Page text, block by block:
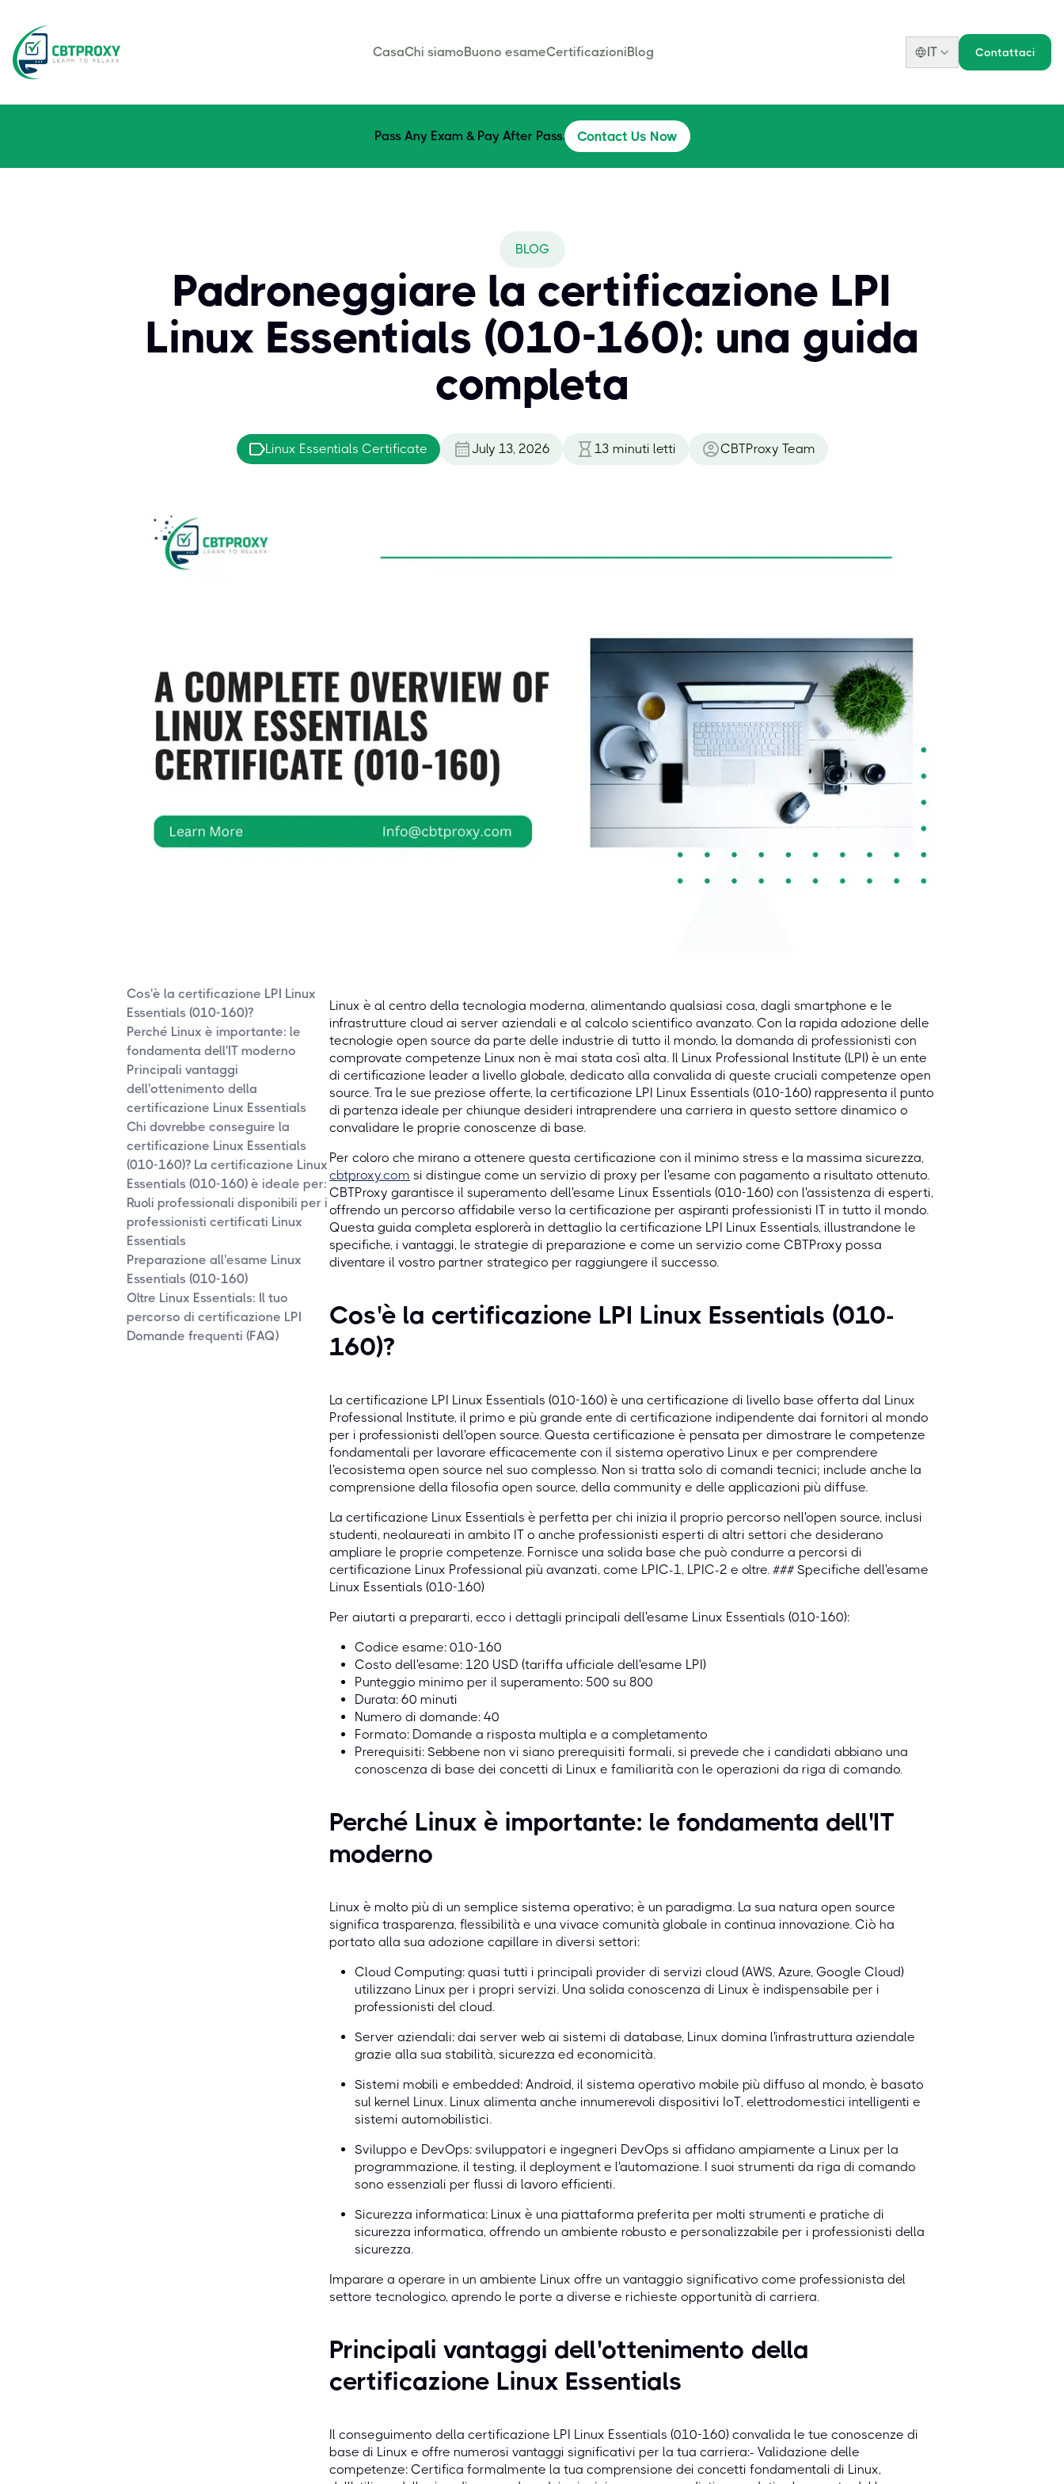
CasaChi siamoBuono esameCertificazioniBlog IT Contattaci
Pass Any Exam & Pay After Pass. Contact Us Now
BLOG
Padroneggiare la certificazione LPI
Linux Essentials (010-160): una guida
completa
Linux Essentials Certificate July 13, 2026 13 minuti letti CBTProxy Team
Cos'è la certificazione LPI Linux
Essentials (010-160)?
Perché Linux è importante: le
fondamenta dell'IT moderno
Principali vantaggi
dell'ottenimento della
certificazione Linux Essentials
Chi dovrebbe conseguire la
certificazione Linux Essentials
(010-160)? La certificazione Linux
Essentials (010-160) è ideale per:
Ruoli professionali disponibili per i
professionisti certificati Linux
Essentials
Preparazione all'esame Linux
Essentials (010-160)
Oltre Linux Essentials: Il tuo
percorso di certificazione LPI
Domande frequenti (FAQ)
Linux è al centro della tecnologia moderna, alimentando qualsiasi cosa, dagli smartphone e le
infrastrutture cloud ai server aziendali e al calcolo scientifico avanzato. Con la rapida adozione delle
tecnologie open source da parte delle industrie di tutto il mondo, la domanda di professionisti con
comprovate competenze Linux non è mai stata così alta. Il Linux Professional Institute (LPI) è un ente
di certificazione leader a livello globale, dedicato alla convalida di queste cruciali competenze open
source. Tra le sue preziose offerte, la certificazione LPI Linux Essentials (010-160) rappresenta il punto
di partenza ideale per chiunque desideri intraprendere una carriera in questo settore dinamico o
convalidare le proprie conoscenze di base.
Per coloro che mirano a ottenere questa certificazione con il minimo stress e la massima sicurezza,
cbtproxy.com si distingue come un servizio di proxy per l'esame con pagamento a risultato ottenuto.
CBTProxy garantisce il superamento dell'esame Linux Essentials (010-160) con l'assistenza di esperti,
offrendo un percorso affidabile verso la certificazione per aspiranti professionisti IT in tutto il mondo.
Questa guida completa esplorerà in dettaglio la certificazione LPI Linux Essentials, illustrandone le
specifiche, i vantaggi, le strategie di preparazione e come un servizio come CBTProxy possa
diventare il vostro partner strategico per raggiungere il successo.
Cos'è la certificazione LPI Linux Essentials (010-
160)?
La certificazione LPI Linux Essentials (010-160) è una certificazione di livello base offerta dal Linux
Professional Institute, il primo e più grande ente di certificazione indipendente dai fornitori al mondo
per i professionisti dell'open source. Questa certificazione è pensata per dimostrare le competenze
fondamentali per lavorare efficacemente con il sistema operativo Linux e per comprendere
l'ecosistema open source nel suo complesso. Non si tratta solo di comandi tecnici; include anche la
comprensione della filosofia open source, della community e delle applicazioni più diffuse.
La certificazione Linux Essentials è perfetta per chi inizia il proprio percorso nell'open source, inclusi
studenti, neolaureati in ambito IT o anche professionisti esperti di altri settori che desiderano
ampliare le proprie competenze. Fornisce una solida base che può condurre a percorsi di
certificazione Linux Professional più avanzati, come LPIC-1, LPIC-2 e oltre. ### Specifiche dell'esame
Linux Essentials (010-160)
Per aiutarti a prepararti, ecco i dettagli principali dell'esame Linux Essentials (010-160):
Codice esame: 010-160
Costo dell'esame: 120 USD (tariffa ufficiale dell'esame LPI)
Punteggio minimo per il superamento: 500 su 800
Durata: 60 minuti
Numero di domande: 40
Formato: Domande a risposta multipla e a completamento
Prerequisiti: Sebbene non vi siano prerequisiti formali, si prevede che i candidati abbiano una
conoscenza di base dei concetti di Linux e familiarità con le operazioni da riga di comando.
Perché Linux è importante: le fondamenta dell'IT
moderno
Linux è molto più di un semplice sistema operativo; è un paradigma. La sua natura open source
significa trasparenza, flessibilità e una vivace comunità globale in continua innovazione. Ciò ha
portato alla sua adozione capillare in diversi settori:
Cloud Computing: quasi tutti i principali provider di servizi cloud (AWS, Azure, Google Cloud)
utilizzano Linux per i propri servizi. Una solida conoscenza di Linux è indispensabile per i
professionisti del cloud.
Server aziendali: dai server web ai sistemi di database, Linux domina l'infrastruttura aziendale
grazie alla sua stabilità, sicurezza ed economicità.
Sistemi mobili e embedded: Android, il sistema operativo mobile più diffuso al mondo, è basato
sul kernel Linux. Linux alimenta anche innumerevoli dispositivi IoT, elettrodomestici intelligenti e
sistemi automobilistici.
Sviluppo e DevOps: sviluppatori e ingegneri DevOps si affidano ampiamente a Linux per la
programmazione, il testing, il deployment e l'automazione. I suoi strumenti da riga di comando
sono essenziali per flussi di lavoro efficienti.
Sicurezza informatica: Linux è una piattaforma preferita per molti strumenti e pratiche di
sicurezza informatica, offrendo un ambiente robusto e personalizzabile per i professionisti della
sicurezza.
Imparare a operare in un ambiente Linux offre un vantaggio significativo come professionista del
settore tecnologico, aprendo le porte a diverse e richieste opportunità di carriera.
Principali vantaggi dell'ottenimento della
certificazione Linux Essentials
Il conseguimento della certificazione LPI Linux Essentials (010-160) convalida le tue conoscenze di
base di Linux e offre numerosi vantaggi significativi per la tua carriera:- Validazione delle
competenze: Certifica formalmente la tua comprensione dei concetti fondamentali di Linux,